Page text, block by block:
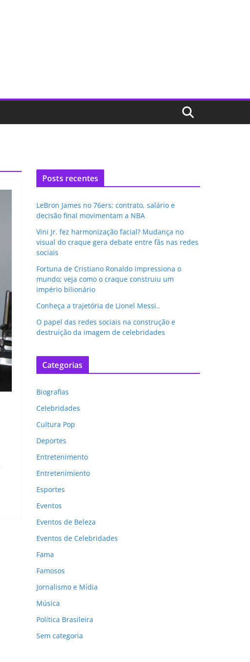
Posts recentes
LeBron James no 76ers: contrato, salário e
decisão final movimentam a NBA
Vini Jr. fez harmonização facial? Mudança no
visual do craque gera debate entre fãs nas redes
sociais
Fortuna de Cristiano Ronaldo impressiona o
mundo; veja como o craque construiu um
império bilionário
Conheça a trajetória de Lionel Messi..
O papel das redes sociais na construção e
destruição da imagem de celebridades
Categorias
Biografias
Celebridades
Cultura Pop
Deportes
Entretenimento
Entretenimiento
Esportes
Eventos
Eventos de Beleza
Eventos de Celebridades
Fama
Famosos
Jornalismo e Mídia
Música
Política Brasileira
Sem categoria